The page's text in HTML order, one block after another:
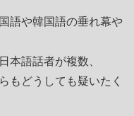
語や韓国語の垂れ幕や
本語話者が複数、
もどうしても疑いたく